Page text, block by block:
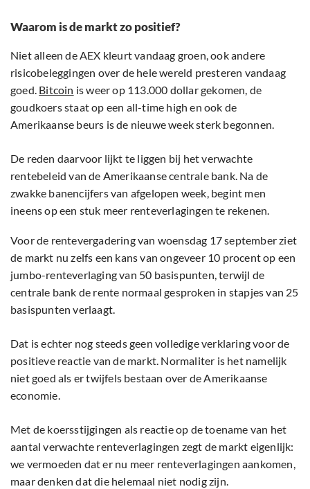
Waarom is de markt zo positief?
Niet alleen de AEX kleurt vandaag groen, ook andere
risicobeleggingen over de hele wereld presteren vandaag
goed. Bitcoin is weer op 113.000 dollar gekomen, de
goudkoers staat op een all-time high en ook de
Amerikaanse beurs is de nieuwe week sterk begonnen.
De reden daarvoor lijkt te liggen bij het verwachte
rentebeleid van de Amerikaanse centrale bank. Na de
zwakke banencijfers van afgelopen week, begint men
ineens op een stuk meer renteverlagingen te rekenen.
Voor de rentevergadering van woensdag 17 september ziet
de markt nu zelfs een kans van ongeveer 10 procent op een
jumbo-renteverlaging van 50 basispunten, terwijl de
centrale bank de rente normaal gesproken in stapjes van 25
basispunten verlaagt.
Dat is echter nog steeds geen volledige verklaring voor de
positieve reactie van de markt. Normaliter is het namelijk
niet goed als er twijfels bestaan over de Amerikaanse
economie.
Met de koersstijgingen als reactie op de toename van het
aantal verwachte renteverlagingen zegt de markt eigenlijk:
we vermoeden dat er nu meer renteverlagingen aankomen,
maar denken dat die helemaal niet nodig zijn.